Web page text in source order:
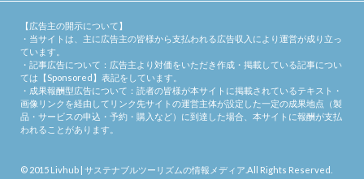
【広告主の開示について】
・当サイトは、主に広告主の皆様から支払われる広告収入により運営が成り立っ
ています。
・記事広告について：広告主より対価をいただき作成・掲載している記事につい
ては【Sponsored】表記をしています。
・成果報酬型広告について：読者の皆様が本サイトに掲載されているテキスト・
画像リンクを経由してリンク先サイトの運営主体が設定した一定の成果地点（製
品・サービスの申込・予約・購入など）に到達した場合、本サイトに報酬が支払
われることがあります。
© 2015 Livhub | サステナブルツーリズムの情報メディア .All Rights Reserved.